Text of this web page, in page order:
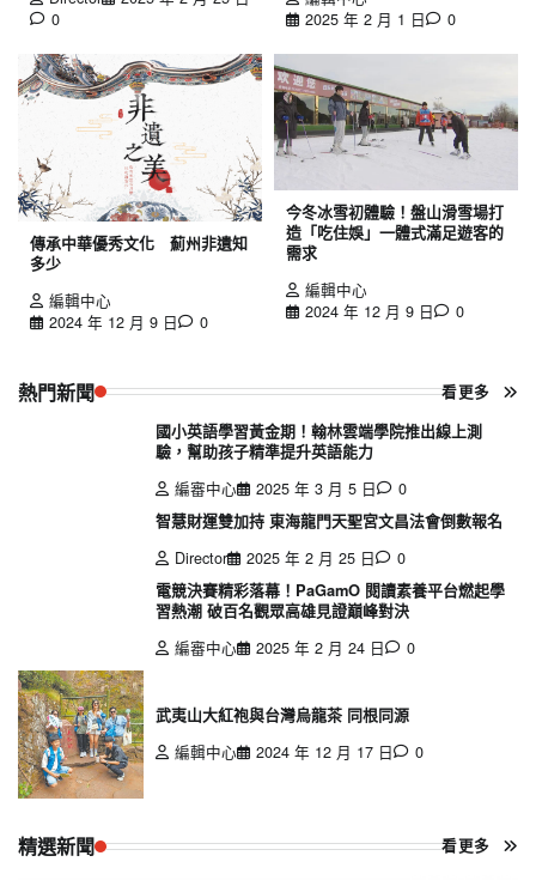
0
2025 年 2 月 1 日
0
傳承中華優秀文化 薊州非遺知
多少
編輯中心
2024 年 12 月 9 日
0
今冬冰雪初體驗！盤山滑雪場打
造「吃住娛」一體式滿足遊客的
需求
編輯中心
2024 年 12 月 9 日
0
熱門新聞 看更多
國小英語學習黃金期！翰林雲端學院推出線上測
驗，幫助孩子精準提升英語能力
編審中心
2025 年 3 月 5 日
0
智慧財運雙加持 東海龍門天聖宮文昌法會倒數報名
Director
2025 年 2 月 25 日
0
電競決賽精彩落幕！PaGamO 閱讀素養平台燃起學
習熱潮 破百名觀眾高雄見證巔峰對決
編審中心
2025 年 2 月 24 日 0
武夷山大紅袍與台灣烏龍茶 同根同源
編輯中心
2024 年 12 月 17 日 0
精選新聞 看更多